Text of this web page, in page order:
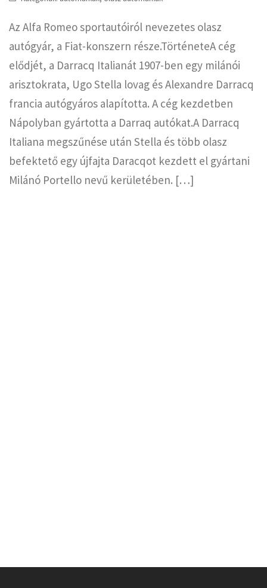
Az Alfa Romeo sportautóiról nevezetes olasz
autógyár, a Fiat-konszern része.TörténeteA cég
elődjét, a Darracq Italianát 1907-ben egy milánói
arisztokrata, Ugo Stella lovag és Alexandre Darracq
francia autógyáros alapította. A cég kezdetben
Nápolyban gyártotta a Darraq autókat.A Darracq
Italiana megszűnése után Stella és több olasz
befektető egy újfajta Daracqot kezdett el gyártani
Milánó Portello nevű kerületében. […]